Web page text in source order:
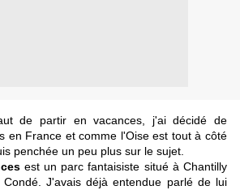
de partir en vacances, j'ai décidé de
en France et comme l'Oise est tout à côté
penchée un peu plus sur le sujet.
est un parc fantaisiste situé à Chantilly
J'avais déjà entendue parlé de lui